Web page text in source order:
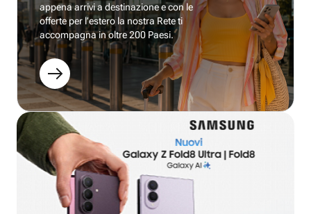
appena arrivi a destinazione e con le
offerte per l’estero la nostra Rete ti
accompagna in oltre 200 Paesi.